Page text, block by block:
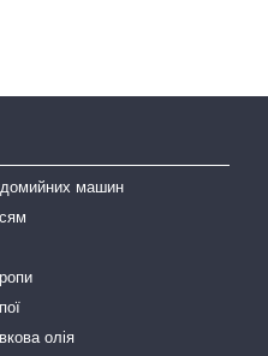
машин
олія